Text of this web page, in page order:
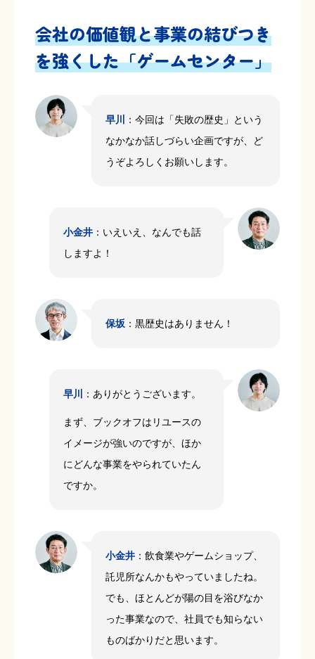
会社の価値観と事業の結びつき
を強くした「ゲームセンター」
早川
：今回は「失敗の歴史」という
なかなか話しづらい企画ですが、ど
うぞよろしくお願いします。
小金井 ：いえいえ、なんでも話
しますよ！
保坂 ：黒歴史はありません！
早川 ：ありがとうございます。
まず、ブックオフはリユースの
イメージが強いのですが、ほか
にどんな事業をやられていたん
ですか。
小金井 ：飲食業やゲームショップ、
託児所なんかもやっていましたね。
でも、ほとんどが陽の目を浴びなか
った事業なので、社員でも知らない
ものばかりだと思います。